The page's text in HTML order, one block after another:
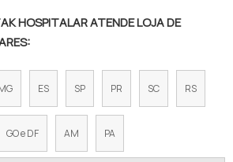
HOSPITALAR ATENDE LOJA DE
ES SP PR SC RS
GO e DF AM PA